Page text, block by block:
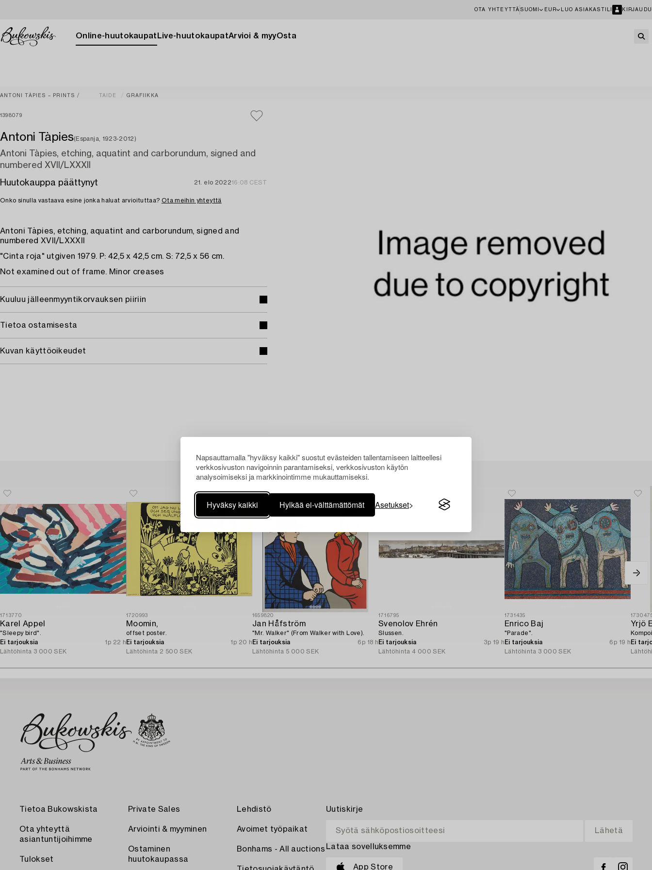
Napsauttamalla "hyväksy kaikki" suostut evästeiden tallentamiseen laitteellesi
verkkosivuston navigoinnin parantamiseksi, verkkosivuston käytön
analysoimiseksi ja markkinointimme mukauttamiseksi.
Hyväksy kaikki Hylkää ei-välttämättömät Asetukset
OTA YHTEYTTÄ SUOMI EUR LUO ASIAKASTILI KIRJAUDU
Online-huutokaupat Live-huutokaupatArvioi & myyOsta
ANTONI TÀPIES – PRINTS TAIDE GRAFIIKKA
1398079
Antoni Tàpies(Espanja, 1923-2012)
Antoni Tàpies, etching, aquatint and carborundum, signed and
numbered XVII/LXXXII
Huutokauppa päättynyt
21. elo 202216:08 CEST
Onko sinulla vastaava esine jonka haluat arvioituttaa? Ota meihin yhteyttä
Antoni Tàpies, etching, aquatint and carborundum, signed and
numbered XVII/LXXXII
"Cinta roja" utgiven 1979. P: 42,5 x 42,5 cm. S: 72,5 x 56 cm.
Not examined out of frame. Minor creases
Kuuluu jälleenmyyntikorvauksen piiriin
Tietoa ostamisesta
Kuvan käyttöoikeudet
Muiden katsomia kohteita
1713770
Karel Appel
"Sleepy bird".
Ei tarjouksia
1p 22 h
Lähtöhinta 3 000 SEK
1720993
Moomin,
offset poster.
Ei tarjouksia
1p 20 h
Lähtöhinta 2 500 SEK
1659820
Jan Håfström
"Mr. Walker" (From Walker with Love).
Ei tarjouksia
6p 18 h
Lähtöhinta 5 000 SEK
1716795
Svenolov Ehrén
Slussen.
Ei tarjouksia
3p 19 h
Lähtöhinta 4 000 SEK
1731435
Enrico Baj
"Parade".
Ei tarjouksia
6p 19 h
Lähtöhinta 3 000 SEK
Yrjö
Ei
Tietoa Bukowskista
Ota yhteyttä
asiantuntijoihimme
Tulokset
Private Sales
Arviointi & myyminen
Ostaminen
huutokaupassa
Lehdistö
Avoimet työpaikat
Bonhams - All auctions
Uutiskirje
Lataa sovelluksemme
App Store